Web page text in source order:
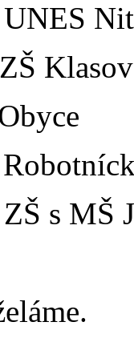
Klasov
s MŠ